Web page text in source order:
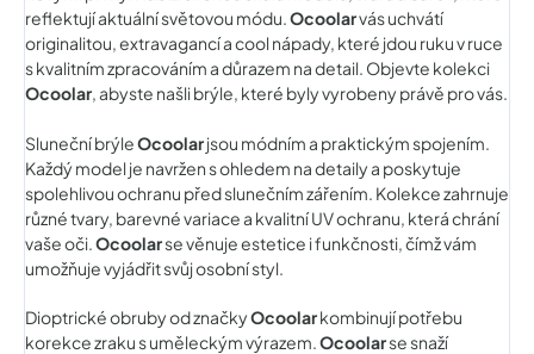
reflektují aktuální světovou módu.Ocoolarvás uchvátí
originalitou, extravagancí a cool nápady, které jdou ruku v ruce
s kvalitním zpracováním a důrazem na detail. Objevte kolekci
Ocoolar, abyste našli brýle, které byly vyrobeny právě pro vás.
Sluneční brýleOcoolarjsou módním a praktickým spojením.
Každý model je navržen s ohledem na detaily a poskytuje
spolehlivou ochranu před slunečním zářením. Kolekce zahrnuje
různé tvary, barevné variace a kvalitní UV ochranu, která chrání
vaše oči.Ocoolarse věnuje estetice i funkčnosti, čímž vám
umožňuje vyjádřit svůj osobní styl.
Dioptrické obruby od značkyOcoolarkombinují potřebu
korekce zraku s uměleckým výrazem.Ocoolarse snaží